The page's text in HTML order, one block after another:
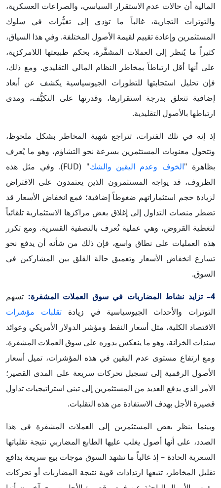
المالية أن حالات عدم الاستقرار السياسي، والصراعات العسكرية،
والتوترات التجارية، غالباً ما تؤدي إلى تغيُّرات في سلوك
المستثمرين وإعادة تقييم لقيمة الأصول المختلفة. وفي هذا السياق،
كثيراً ما يُنظر إلى العملات المشفَّرة، بحكم طبيعتها اللامركزية،
على أنها أقل ارتباطاً بمخاطر النظام المالي التقليدي. ومع ذلك،
فإن تحليل استجابتها للتطورات الجيوسياسية يكشف عن أبعاد
إضافية تتعلق بدرجة استقرارها، وقدرتها على التكيُّف، ومدى
ارتباطها بالأصول التقليدية.
إذ إنه في تلك الفترات، تتراجع شهية المخاطر بشكل ملحوظ،
وتتحول معنويات المستثمرين بسرعة نحو التشاؤم، وهو ما يُعرف
بظاهرة "الخوف وعدم اليقين والشك
" (FUD). وفي مثل هذه
الظروف، قد يواجه المستثمرون الذين يعتمدون على الاقتراض
لزيادة حجم استثماراتهم ضغوطاً إضافية؛ فمع انخفاض الأسعار قد
تضطر منصات التداول إلى إغلاق بعض مراكزها الاستثمارية تلقائياً
لتغطية القروض، وهي عملية تُعرف بالتصفية القسرية. ومع تكرر
هذه العمليات على نطاق واسع، فإن ذلك من شأنه أن يدفع نحو
تسارع انخفاض الأسعار وتعميق حالة القلق بين المشاركين في
السوق.
4– تزايد نشاط المضاربات في سوق العملات المشفرة:
تسهم
التوترات والأحداث الجيوسياسية في زيادةتقلبات مؤشرات
الاقتصاد الكلية، مثل أسعار النفط ومؤشر الدولار الأمريكي وعوائد
سندات الخزانة، وهو ما ينعكس بدوره على سوق العملات المشفرة.
ومع ارتفاع مستوى عدم اليقين في هذه المؤشرات، تميل أسعار
الأصول الرقمية إلى تسجيل تحركات سريعة على المدى القصير؛
الأمر الذي يدفع العديد من المستثمرين إلى تبني استراتيجيات تداول
قصيرة الأجل بهدف الاستفادة من هذه التقلبات.
وبينما ينظر بعض المستثمرين إلى العملات المشفرة في هذا
الصدد، على أنها أصول يغلب عليها الطابع المضاربي نتيجة تقلباتها
السعرية الحادة – إذ غالباً ما تشهد السوق موجات بيع سريعة بدافع
تقليل المخاطر، تتبعها ارتدادات قوية نتيجة المضاربات أو تحركات